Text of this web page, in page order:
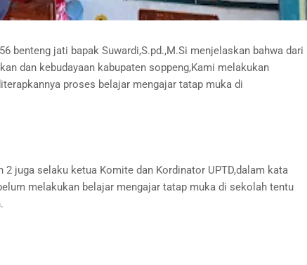
benteng jati bapak Suwardi,S.pd.,M.Si menjelaskan bahwa dari
dan kebudayaan kabupaten soppeng,Kami melakukan
proses belajar mengajar tatap muka di
2 juga selaku ketua Komite dan Kordinator UPTD,dalam kata
melakukan belajar mengajar tatap muka di sekolah tentu